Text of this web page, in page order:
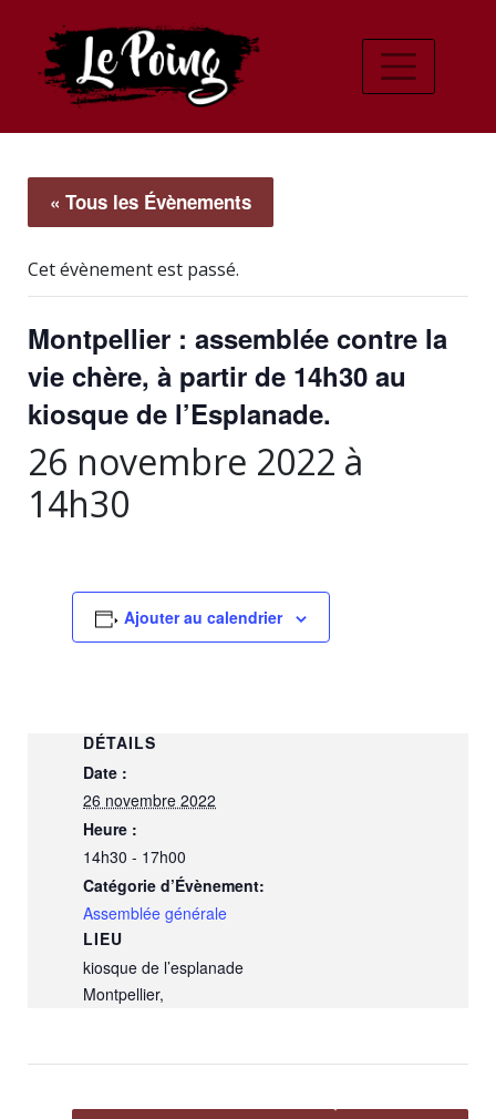
« Tous les Évènements
Cet évènement est passé.
Montpellier : assemblée contre la
vie chère, à partir de 14h30 au
kiosque de l’Esplanade.
26 novembre 2022 à
14h30
Ajouter au calendrier
DÉTAILS
Date :
26 novembre 2022
Heure :
14h30 - 17h00
Catégorie d’Évènement:
Assemblée générale
LIEU
kiosque de l’esplanade
Montpellier,